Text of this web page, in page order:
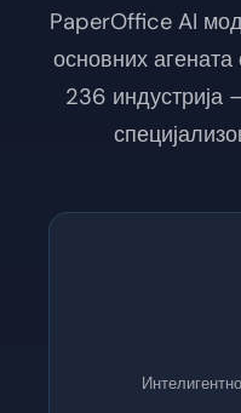
PaperOffice AI
основних
236 индустрија